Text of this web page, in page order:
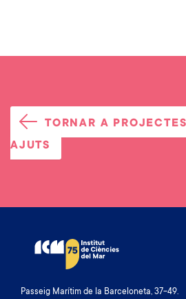
TORNAR A
AJUTS
Passeig Marítim de la Barceloneta, 37-49.